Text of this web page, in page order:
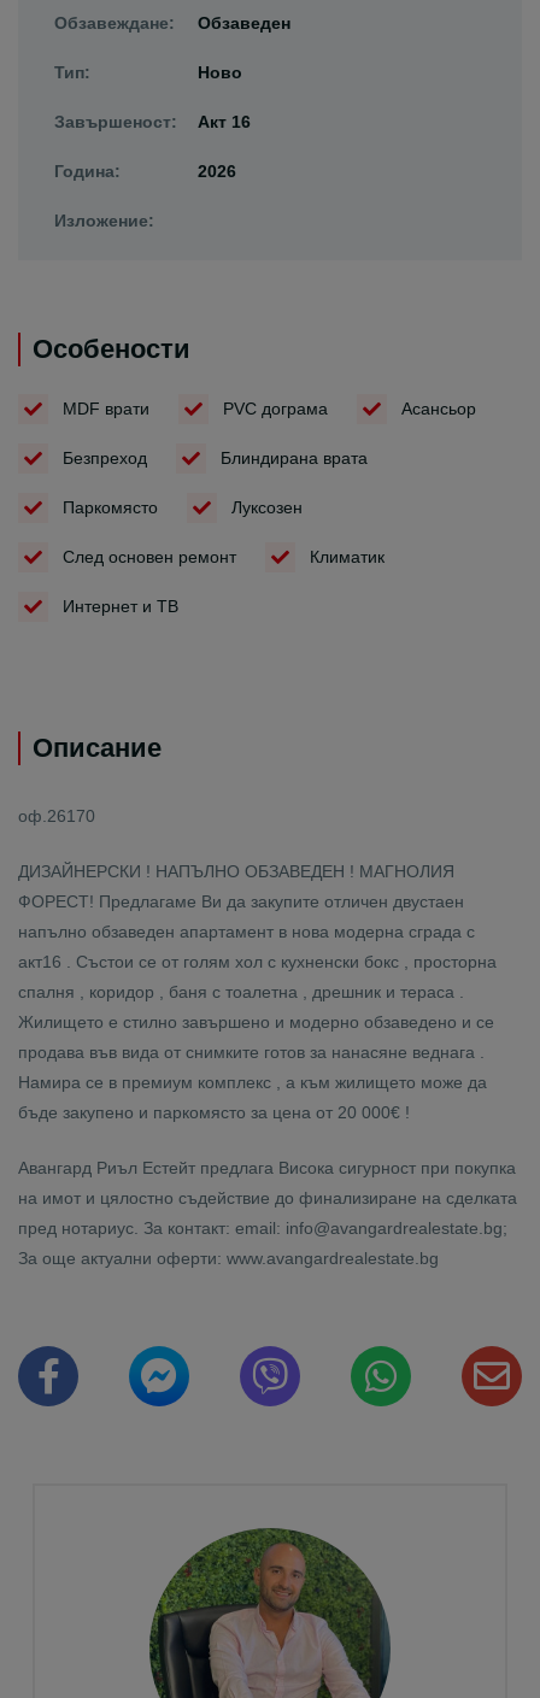
Обзавеждане: Обзаведен
Тип: Ново
Завършеност: Акт 16
Година: 2026
Изложение:
Особености
MDF врати PVC дограма Асансьор
Безпреход Блиндирана врата
Паркомясто Луксозен
След основен ремонт Климатик
Интернет и ТВ
Описание
оф.26170
ДИЗАЙНЕРСКИ ! НАПЪЛНО ОБЗАВЕДЕН ! МАГНОЛИЯ
ФОРЕСТ! Предлагаме Ви да закупите отличен двустаен
напълно обзаведен апартамент в нова модерна сграда с
акт16 . Състои се от голям хол с кухненски бокс , просторна
спалня , коридор , баня с тоалетна , дрешник и тераса .
Жилището е стилно завършено и модерно обзаведено и се
продава във вида от снимките готов за нанасяне веднага .
Намира се в премиум комплекс , а към жилището може да
бъде закупено и паркомясто за цена от 20 000€ !
Авангард Риъл Естейт предлага Висока сигурност при покупка
на имот и цялостно съдействие до финализиране на сделката
пред нотариус. За контакт: email: info@avangardrealestate.bg;
За още актуални оферти: www.avangardrealestate.bg